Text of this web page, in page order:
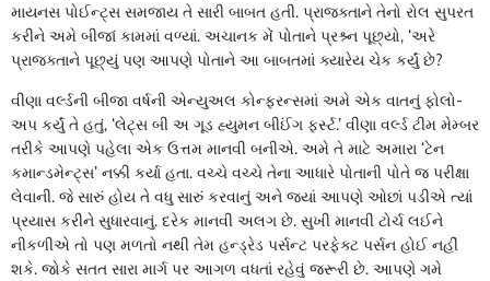
માયનસ પોઈન્ટ્સ સમજાય તે સારી બાબત હતી. પ્રાજક્તાને તેનો રોલ સુપરત
કરીને અમે બીજાં કામમાં વળ્યાં. અચાનક મેં પોતાને પ્રશ્ર્ન પૂછ્યો, ‘અરે
પ્રાજક્તાને પૂછ્યું પણ આપણે પોતાને આ બાબતમાં ક્યારેય ચેક કર્યું છે?
વીણા વર્લ્ડની બીજા વર્ષની એન્યુઅલ કોન્ફરન્સમાં અમે એક વાતનું ફોલો-
અપ કર્યું તે હતું, ‘લેટ્સ બી અ ગૂડ હ્યુમન બીઈંગ ફર્સ્ટ.’ વીણા વર્લ્ડ ટીમ મેમ્બર
તરીકે આપણે પહેલા એક ઉત્તમ માનવી બનીએ. અમે તે માટે અમારા ‘ટેન
કમાન્ડમેન્ટ્સ’ નક્કી કર્યા હતા. વચ્ચે વચ્ચે તેના આધારે પોતાની પોતે જ પરીક્ષા
લેવાની. જે સારું હોય તે વધુ સારું કરવાનું અને જ્યાં આપણે ઓછાં પડીએ ત્યાં
પ્રયાસ કરીને સુધારવાનું. દરેક માનવી અલગ છે. સુખી માનવી ટોર્ચ લઈને
નીકળીએ તો પણ મળતો નથી તેમ હન્ડ્રેડ પર્સન્ટ પરફેક્ટ પર્સન હોઈ નહીં
શકે. જોકે સતત સારા માર્ગ પર આગળ વધતાં રહેવું જરૂરી છે. આપણે ગમે